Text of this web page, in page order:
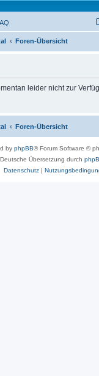
Foren-Übersicht
leider nicht zur
Foren-Übersicht
by phpBB® Forum Software ©
Deutsche Übersetzung durch
Datenschutz|